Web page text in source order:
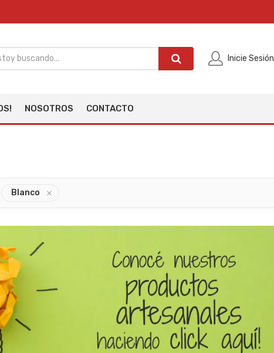
Inicie Sesión
NOSOTROS CONTACTO
Blanco